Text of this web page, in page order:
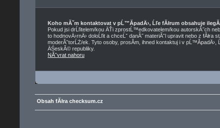
Koho mĂˇm kontaktovat v pĹ™Ă­padÄ›, Ĺľe fĂłrum obsahuje
Pokud jsi drĹľitelem/kou ÄŤi zprostĹ™edkovatelem/kou autorskĂ˝ch
to hodnovÄ›rnÄ› doloĹľit a chceĹˇ danĂ˝ materiĂˇl upravit nebo z
moderĂˇtorĹŻ/ek. Tyto osoby, prosĂ­m, ihned kontaktuj i v pĹ™Ă­padÄ›,
ÄŚeskĂ© republiky.
NĂˇvrat nahoru
Obsah fĂłra checksum.cz